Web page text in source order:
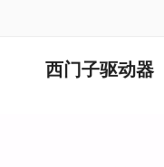
西门子驱动器